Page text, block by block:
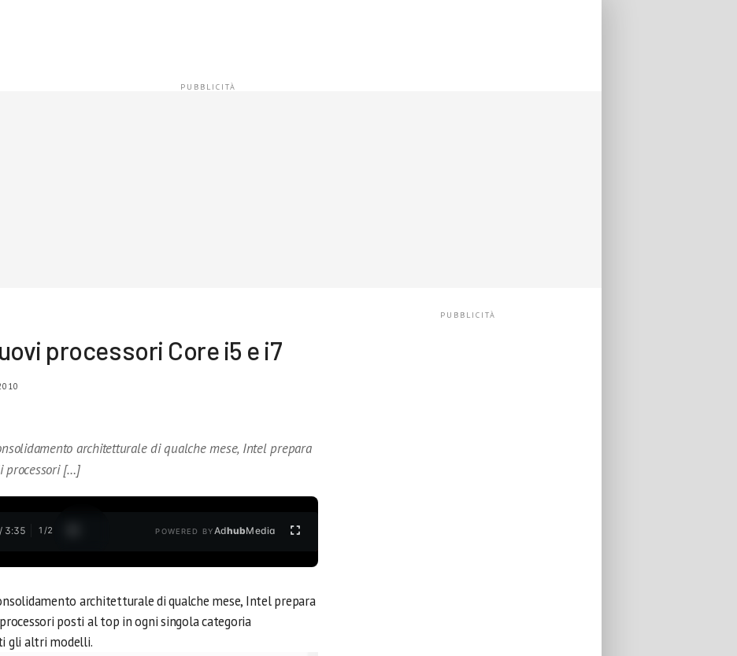
processori Core i5 e i7
architetturale di qualche mese, Intel prepara
processori […]
3:35 1 /2 POWERED BYAdhubMedia
architetturale di qualche mese, Intel prepara
posti al top in ogni singola categoria
gli altri modelli.